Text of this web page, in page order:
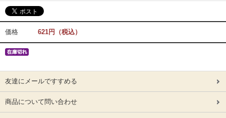
価格 621円（税込）
友達にメールですすめる
商品について問い合わせ